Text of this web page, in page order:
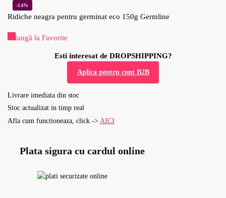
-14%
Ridiche neagra pentru germinat eco 150g Germline
Adaugă la Favorite
Esti interesat de DROPSHIPPING?
Aplica pentru cont B2B
Livrare imediata din stoc
Stoc actualizat in timp real
Afla cum functioneaza, click -> AICI
Plata sigura cu cardul online